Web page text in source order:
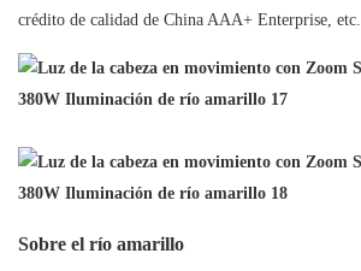
crédito de calidad de China AAA+ Enterprise, etc.
Sobre el río amarillo